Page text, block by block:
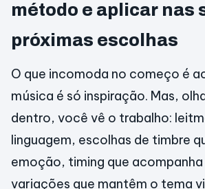
método e aplicar nas
próximas escolhas
O que incomoda no começo é
música é só inspiração. Mas,
dentro, você vê o trabalho:
linguagem, escolhas de timbre
emoção, timing que
variações que mantêm o tema